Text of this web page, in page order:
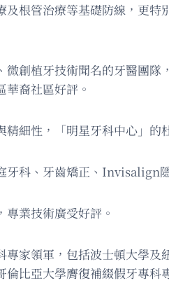
及根管治療等基礎防線，更
微創植牙技術聞名的牙醫團
裔社區好評。
細性，「明星牙科中心」
牙科、牙齒矯正、Invisalign
業技術廣受好評。
專家領軍，包括波士頓大學
比亞大學膺復補綴假牙專科